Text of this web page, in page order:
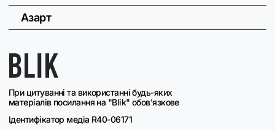
При цитуванні та використанні будь-яких
матеріалів посилання на "Blik" обов'язкове
Ідентифікатор медіа R40-06171
Азарт